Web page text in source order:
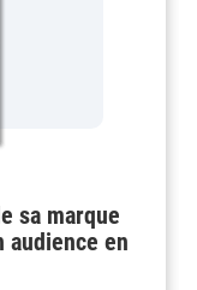
sa marque
audience en